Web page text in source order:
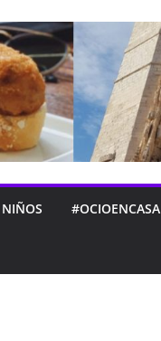
#OCIOENCASA